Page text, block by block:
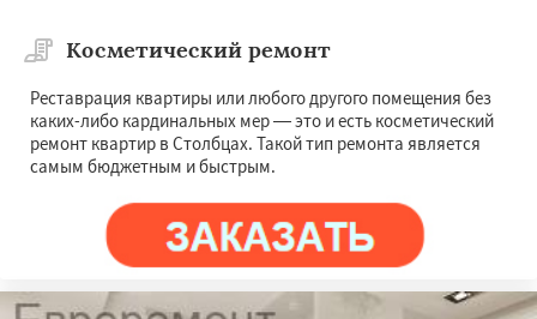
Косметический ремонт
Реставрация квартиры или любого другого помещения без
каких-либо кардинальных мер — это и есть косметический
ремонт квартир в Столбцах. Такой тип ремонта является
самым бюджетным и быстрым.